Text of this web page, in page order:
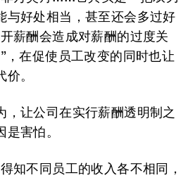
与好处相当，甚至还会多过好
薪酬会造成对薪酬的过度关
，在促使员工改变的同时也让
。
，让公司在实行薪酬透明制之
害怕。
知不同员工的收入各不相同，